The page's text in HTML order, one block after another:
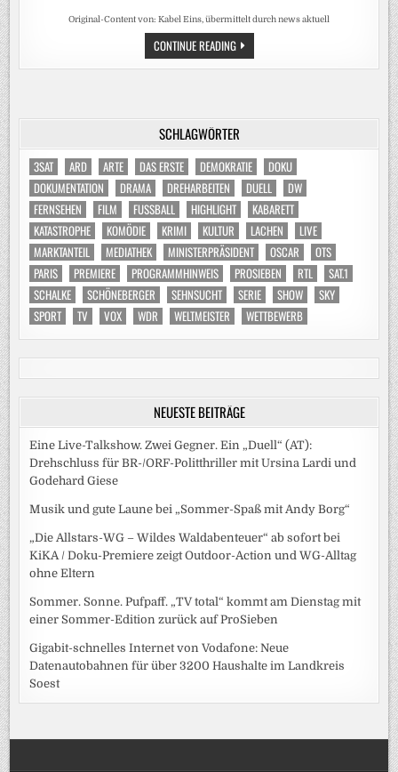
Original-Content von: Kabel Eins, übermittelt durch news aktuell
CONTINUE READINGKATASTROPHE!
KABEL
EINS
GEMEINSAMES
ERFOLGSFORMAT
„MORLOCK
MOTORS“
FORT
SCHLAGWÖRTER
3SAT ARD ARTE DAS ERSTE DEMOKRATIE
DOKU
DOKUMENTATION
DRAMA DREHARBEITEN DUELL
DW
FERNSEHEN
FILM FUSSBALL HIGHLIGHT
KABARETT
KATASTROPHE
KOMÖDIE KRIMI KULTUR LACHEN
LIVE
MARKTANTEIL
MEDIATHEK MINISTERPRÄSIDENT OSCAR
OTS
PARIS
PREMIERE PROGRAMMHINWEIS PROSIEBEN RTL
SAT.1
SCHALKE
SCHÖNEBERGER SEHNSUCHT SERIE SHOW
SKY
SPORT
TV VOX WDR WELTMEISTER WETTBEWERB
NEUESTE BEITRÄGE
Eine Live-Talkshow. Zwei Gegner. Ein „Duell“ (AT):
Drehschluss für BR-/ORF-Politthriller mit Ursina Lardi und
Godehard Giese
Musik und gute Laune bei „Sommer-Spaß mit Andy Borg“
„Die Allstars-WG – Wildes Waldabenteuer“ ab sofort bei
KiKA / Doku-Premiere zeigt Outdoor-Action und WG-Alltag
ohne Eltern
Sommer. Sonne. Pufpaff. „TV total“ kommt am Dienstag mit
einer Sommer-Edition zurück auf ProSieben
Gigabit-schnelles Internet von Vodafone: Neue
Datenautobahnen für über 3200 Haushalte im Landkreis
Soest